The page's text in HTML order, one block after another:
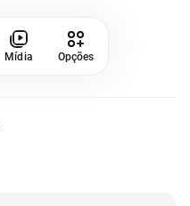
Mídia Opções